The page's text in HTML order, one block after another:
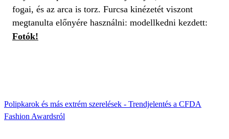
fogai, és az arca is torz. Furcsa kinézetét viszont
megtanulta előnyére használni: modellkedni kezdett:
Fotók!
Polipkarok és más extrém szerelések - Trendjelentés a CFDA
Fashion Awardsról